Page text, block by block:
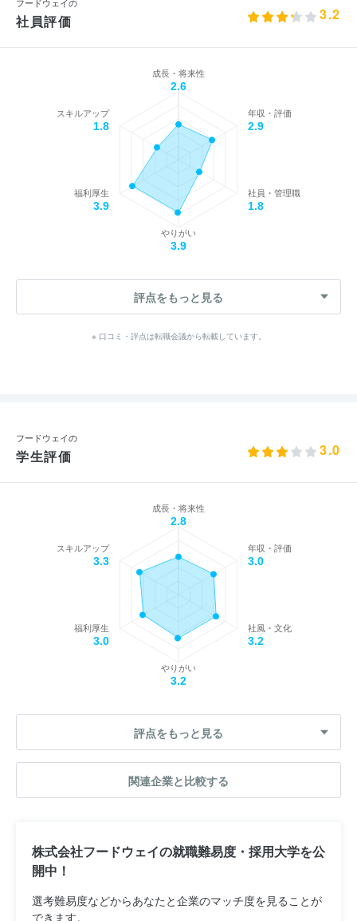
社員評価 3.2
成長・将来性
2.6
年収・評価
2.9
社員・管理職
1.8
やりがい
3.9
福利厚生
3.9
スキルアップ
1.8
評点をもっと見る
※ 口コミ・評点は転職会議から転載しています。
フードウェイの
学生評価 3.0
成長・将来性
2.8
年収・評価
3.0
社風・文化
3.2
やりがい
3.2
福利厚生
3.0
スキルアップ
3.3
評点をもっと見る
関連企業と比較する
株式会社フードウェイの就職難易度・採用大学を公
開中！
選考難易度などからあなたと企業のマッチ度を見ることが
できます。